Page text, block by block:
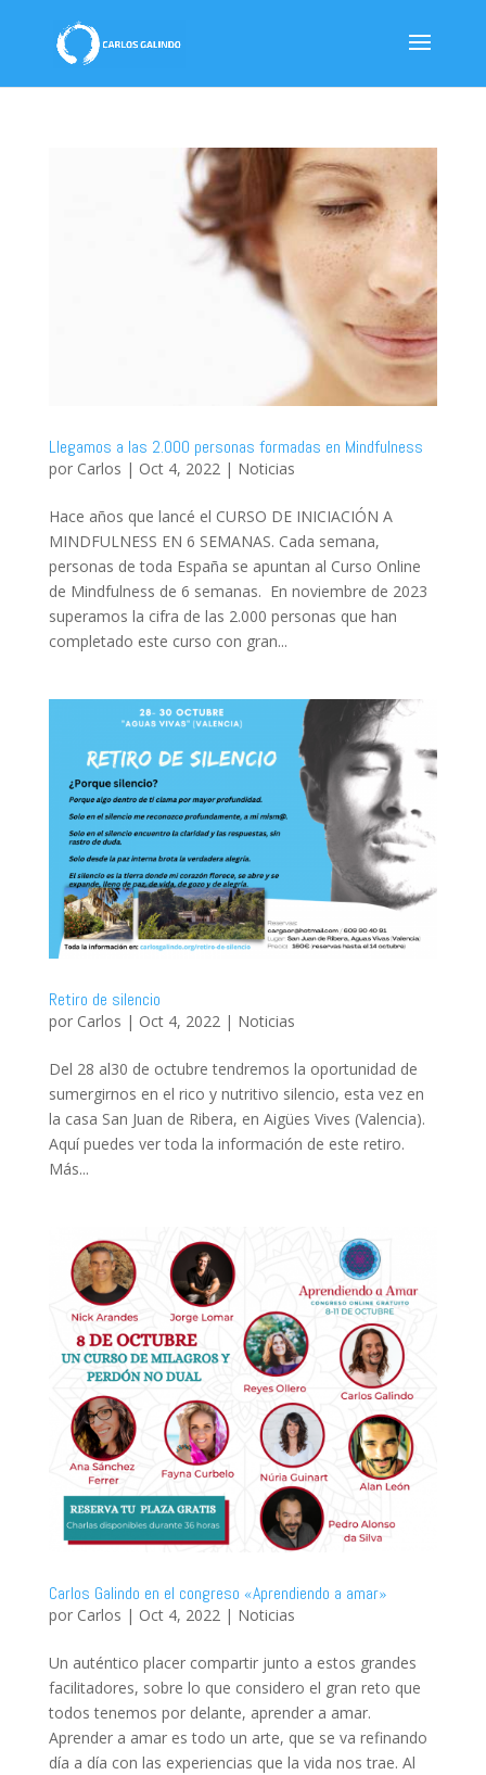
Llegamos a las 2.000 personas formadas en Mindfulness
por Carlos | Oct 4, 2022| Noticias
Hace años que lancé el CURSO DE INICIACIÓN A
MINDFULNESS EN 6 SEMANAS. Cada semana,
personas de toda España se apuntan al Curso Online
de Mindfulness de 6 semanas. En noviembre de 2023
superamos la cifra de las 2.000 personas que han
completado este curso con gran...
Retiro de silencio
por Carlos | Oct 4, 2022| Noticias
Del 28 al30 de octubre tendremos la oportunidad de
sumergirnos en el rico y nutritivo silencio, esta vez en
la casa San Juan de Ribera, en Aigües Vives (Valencia).
Aquí puedes ver toda la información de este retiro.
Más...
Carlos Galindo en el congreso «Aprendiendo a amar»
por Carlos | Oct 4, 2022| Noticias
Un auténtico placer compartir junto a estos grandes
facilitadores, sobre lo que considero el gran reto que
todos tenemos por delante, aprender a amar.
Aprender a amar es todo un arte, que se va refinando
día a día con las experiencias que la vida nos trae. Al